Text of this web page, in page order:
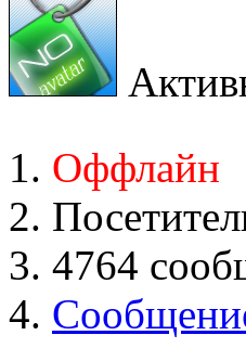
Оффлайн
4764